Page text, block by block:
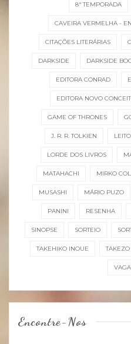
8ª TEMPORADA
CAVEIRA VERMELHA -
CITAÇÕES LITERÁRIAS
DARKSIDE DARKSIDE
EDITORA CONRAD
EDITORA NOVO
GAME OF THRONES
J. R. R. TOLKIEN
LORDE DOS LIVROS
MATAHACHI MIRKO
MUSASHI MÁRIO PUZO
PANINI RESENHA
SINOPSE SORTEIO
TAKEHIKO INOUE TAKEZO
Encontre-Nos